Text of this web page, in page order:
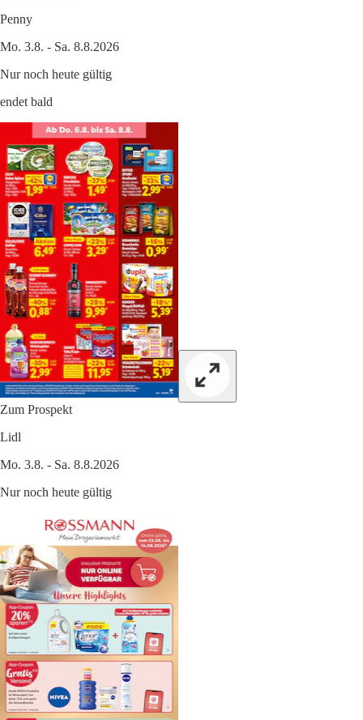
Penny
Mo. 3.8. - Sa. 8.8.2026
Nur noch heute gültig
endet bald
Zum Prospekt
Lidl
Mo. 3.8. - Sa. 8.8.2026
Nur noch heute gültig